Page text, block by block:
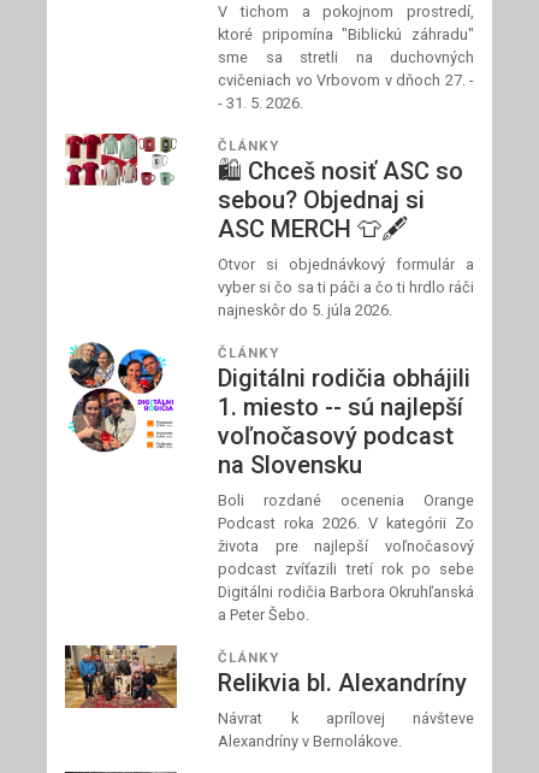
V tichom a pokojnom prostredí,
ktoré pripomína "Biblickú záhradu"
sme sa stretli na duchovných
cvičeniach vo Vrbovom v dňoch 27. -
- 31. 5. 2026.
ČLÁNKY
🛍️ Chceš nosiť ASC so
sebou? Objednaj si
ASC MERCH 👕🖋️
Otvor si objednávkový formulár a
vyber si čo sa ti páči a čo ti hrdlo ráči
najneskôr do 5. júla 2026.
ČLÁNKY
Digitálni rodičia obhájili
1. miesto -- sú najlepší
voľnočasový podcast
na Slovensku
Boli rozdané ocenenia Orange
Podcast roka 2026. V kategórii Zo
života pre najlepší voľnočasový
podcast zvíťazili tretí rok po sebe
Digitálni rodičia Barbora Okruhľanská
a Peter Šebo.
ČLÁNKY
Relikvia bl. Alexandríny
Návrat k aprílovej návšteve
Alexandríny v Bernolákove.